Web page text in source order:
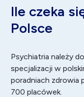
Ile czeka
Polsce
Psychiatria należy
specjalizacji w
poradniach zdrowia
700 placówek.